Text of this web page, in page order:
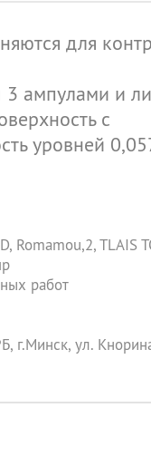
для
ампулами и
с
уровней
Romamou,2,
работ
г.Минск, ул.